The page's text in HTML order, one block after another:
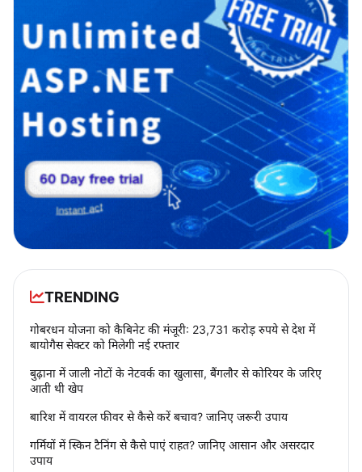
TRENDING
गोबरधन योजना को कैबिनेट की मंजूरी: 23,731 करोड़ रुपये से देश में
बायोगैस सेक्टर को मिलेगी नई रफ्तार
बुढ़ाना में जाली नोटों के नेटवर्क का खुलासा, बैंगलौर से कोरियर के जरिए
आती थी खेप
बारिश में वायरल फीवर से कैसे करें बचाव? जानिए जरूरी उपाय
गर्मियों में स्किन टैनिंग से कैसे पाएं राहत? जानिए आसान और असरदार
उपाय